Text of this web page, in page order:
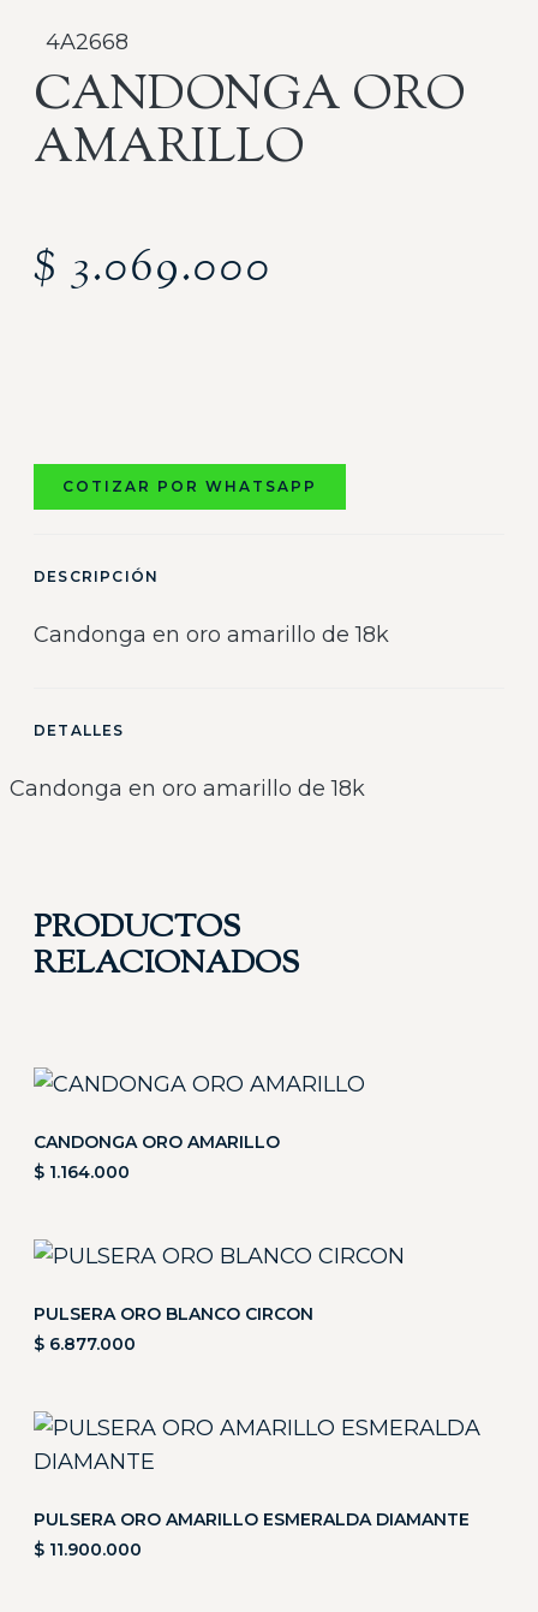
4A2668
CANDONGA ORO
AMARILLO
$ 3.069.000
COTIZAR POR WHATSAPP
DESCRIPCIÓN
Candonga en oro amarillo de 18k
DETALLES
Candonga en oro amarillo de 18k
PRODUCTOS
RELACIONADOS
CANDONGA ORO AMARILLO
$ 1.164.000
PULSERA ORO BLANCO CIRCON
$ 6.877.000
PULSERA ORO AMARILLO ESMERALDA DIAMANTE
$ 11.900.000